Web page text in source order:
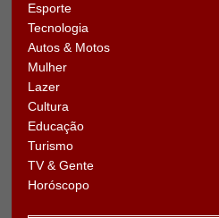
Esporte
Tecnologia
Autos & Motos
Mulher
Lazer
Cultura
Educação
Turismo
TV & Gente
Horóscopo